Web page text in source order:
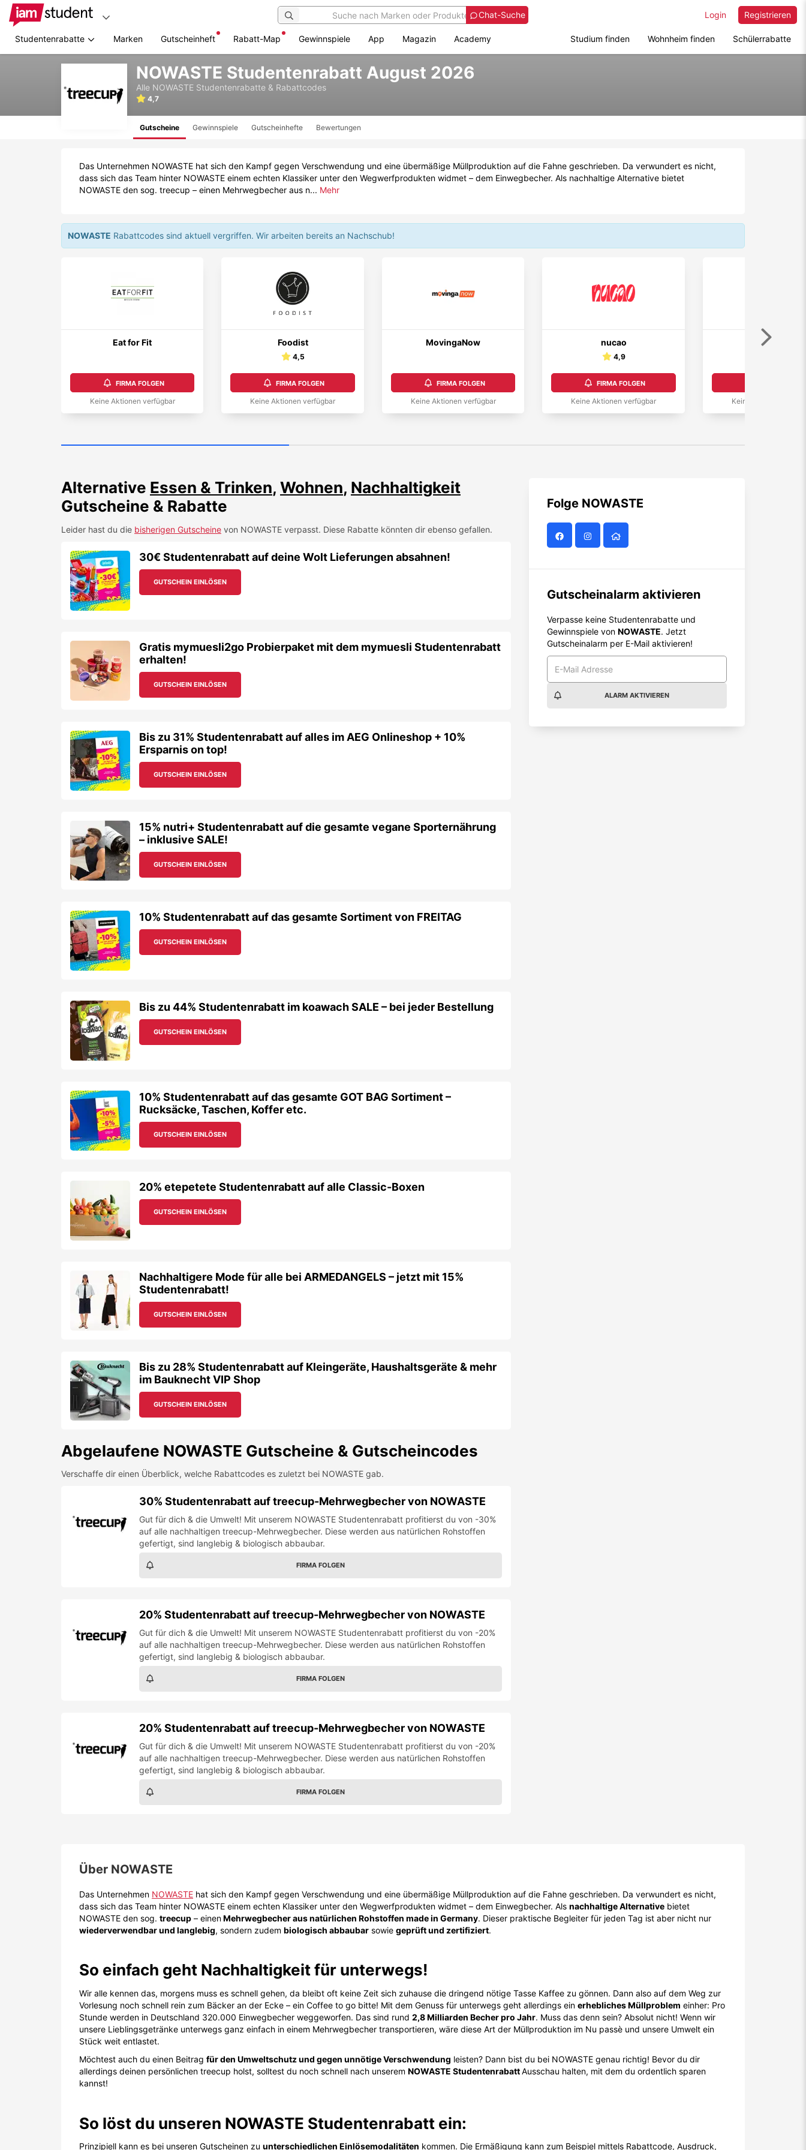
Chat-Suche Registrieren
Login
Studentenrabatte Marken Gutscheinheft Rabatt-Map Gewinnspiele App Magazin Academy Studium finden Wohnheim finden Schülerrabatte
NOWASTE Studentenrabatt August 2026
Alle NOWASTE Studentenrabatte & Rabattcodes
4,7
Gutscheine Gewinnspiele Gutscheinhefte Bewertungen
Das Unternehmen NOWASTE hat sich den Kampf gegen Verschwendung und eine übermäßige Müllproduktion auf die Fahne geschrieben. Da verwundert es nicht,
dass sich das Team hinter NOWASTE einem echten Klassiker unter den Wegwerfprodukten widmet – dem Einwegbecher. Als nachhaltige Alternative bietet
NOWASTE den sog. treecup – einen Mehrwegbecher aus n... Mehr
NOWASTE Rabattcodes sind aktuell vergriffen. Wir arbeiten bereits an Nachschub!
Eat for Fit
FIRMA FOLGEN
Keine Aktionen verfügbar
Foodist
4,5
FIRMA FOLGEN
Keine Aktionen verfügbar
MovingaNow
FIRMA FOLGEN
Keine Aktionen verfügbar
nucao
4,9
FIRMA FOLGEN
Keine Aktionen verfügbar
Nespresso
Keine Aktionen
Alternative Essen & Trinken, Wohnen, Nachhaltigkeit
Gutscheine & Rabatte
Leider hast du die bisherigen Gutscheine von NOWASTE verpasst. Diese Rabatte könnten dir ebenso gefallen.
30€ Studentenrabatt auf deine Wolt Lieferungen absahnen!
GUTSCHEIN EINLÖSEN
Gratis mymuesli2go Probierpaket mit dem mymuesli Studentenrabatt
erhalten!
GUTSCHEIN EINLÖSEN
Bis zu 31% Studentenrabatt auf alles im AEG Onlineshop + 10%
Ersparnis on top!
GUTSCHEIN EINLÖSEN
15% nutri+ Studentenrabatt auf die gesamte vegane Sporternährung
– inklusive SALE!
GUTSCHEIN EINLÖSEN
10% Studentenrabatt auf das gesamte Sortiment von FREITAG
GUTSCHEIN EINLÖSEN
Bis zu 44% Studentenrabatt im koawach SALE – bei jeder Bestellung
GUTSCHEIN EINLÖSEN
10% Studentenrabatt auf das gesamte GOT BAG Sortiment –
Rucksäcke, Taschen, Koffer etc.
GUTSCHEIN EINLÖSEN
20% etepetete Studentenrabatt auf alle Classic-Boxen
GUTSCHEIN EINLÖSEN
Nachhaltigere Mode für alle bei ARMEDANGELS – jetzt mit 15%
Studentenrabatt!
GUTSCHEIN EINLÖSEN
Bis zu 28% Studentenrabatt auf Kleingeräte, Haushaltsgeräte & mehr
im Bauknecht VIP Shop
GUTSCHEIN EINLÖSEN
Abgelaufene NOWASTE Gutscheine & Gutscheincodes
Verschaffe dir einen Überblick, welche Rabattcodes es zuletzt bei NOWASTE gab.
30% Studentenrabatt auf treecup-Mehrwegbecher von NOWASTE
Gut für dich & die Umwelt! Mit unserem NOWASTE Studentenrabatt profitierst du von -30%
auf alle nachhaltigen treecup-Mehrwegbecher. Diese werden aus natürlichen Rohstoffen
gefertigt, sind langlebig & biologisch abbaubar.
FIRMA FOLGEN
20% Studentenrabatt auf treecup-Mehrwegbecher von NOWASTE
Gut für dich & die Umwelt! Mit unserem NOWASTE Studentenrabatt profitierst du von -20%
auf alle nachhaltigen treecup-Mehrwegbecher. Diese werden aus natürlichen Rohstoffen
gefertigt, sind langlebig & biologisch abbaubar.
FIRMA FOLGEN
20% Studentenrabatt auf treecup-Mehrwegbecher von NOWASTE
Gut für dich & die Umwelt! Mit unserem NOWASTE Studentenrabatt profitierst du von -20%
auf alle nachhaltigen treecup-Mehrwegbecher. Diese werden aus natürlichen Rohstoffen
gefertigt, sind langlebig & biologisch abbaubar.
FIRMA FOLGEN
Folge NOWASTE
Gutscheinalarm aktivieren
Verpasse keine Studentenrabatte und
Gewinnspiele von NOWASTE. Jetzt
Gutscheinalarm per E-Mail aktivieren!
ALARM AKTIVIEREN
Über NOWASTE
Das Unternehmen NOWASTE hat sich den Kampf gegen Verschwendung und eine übermäßige Müllproduktion auf die Fahne geschrieben. Da verwundert es nicht,
dass sich das Team hinter NOWASTE einem echten Klassiker unter den Wegwerfprodukten widmet – dem Einwegbecher. Als nachhaltige Alternative bietet
NOWASTE den sog. treecup – einenMehrwegbecher aus natürlichen Rohstoffen made in Germany. Dieser praktische Begleiter für jeden Tag ist aber nicht nur
wiederverwendbar und langlebig, sondern zudem biologisch abbaubar sowie geprüft und zertifiziert.
So einfach geht Nachhaltigkeit für unterwegs!
Wir alle kennen das, morgens muss es schnell gehen, da bleibt oft keine Zeit sich zuhause die dringend nötige Tasse Kaffee zu gönnen. Dann also auf dem Weg zur
Vorlesung noch schnell rein zum Bäcker an der Ecke – ein Coffee to go bitte! Mit dem Genuss für unterwegs geht allerdings ein erhebliches Müllproblem einher: Pro
Stunde werden in Deutschland 320.000 Einwegbecher weggeworfen. Das sind rund 2,8 Milliarden Becher pro Jahr. Muss das denn sein? Absolut nicht! Wenn wir
unsere Lieblingsgetränke unterwegs ganz einfach in einem Mehrwegbecher transportieren, wäre diese Art der Müllproduktion im Nu passè und unsere Umwelt ein
Stück weit entlastet.
Möchtest auch du einen Beitrag für den Umweltschutz und gegen unnötige Verschwendung leisten? Dann bist du bei NOWASTE genau richtig! Bevor du dir
allerdings deinen persönlichen treecup holst, solltest du noch schnell nach unserem NOWASTE StudentenrabattAusschau halten, mit dem du ordentlich sparen
kannst!
So löst du unseren NOWASTE Studentenrabatt ein:
Prinzipiell kann es bei unseren Gutscheinen zu unterschiedlichen Einlösemodalitäten kommen. Die Ermäßigung kann zum Beispiel mittels Rabattcode, Ausdruck,